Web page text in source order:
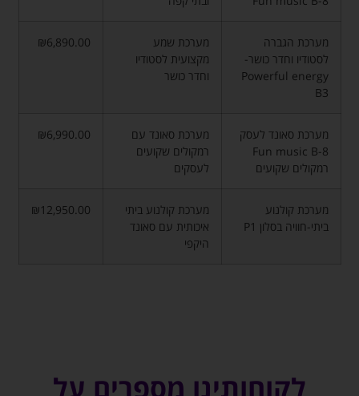
מערכת הגברה
לסטודיו וחדר כושר-
Powerful energy
B3
מערכת שמע
מקצועית לסטודיו
וחדר כושר
₪6,890.00
מערכת סאונד לעסק
Fun music B-8
רמקולים שקועים
מערכת סאונד עם
רמקולים שקועים
לעסקים
₪6,990.00
מערכת קולנוע
ביתי-חוויה בסלון P1
מערכת קולנוע ביתי
איכותית עם סאונד
היקפי
₪12,950.00
לקוחותינו מספרים על